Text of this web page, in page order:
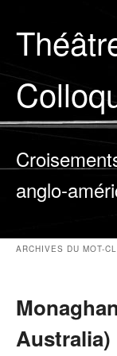
anglo-
ARCHIVES DU MOT-
Australia)